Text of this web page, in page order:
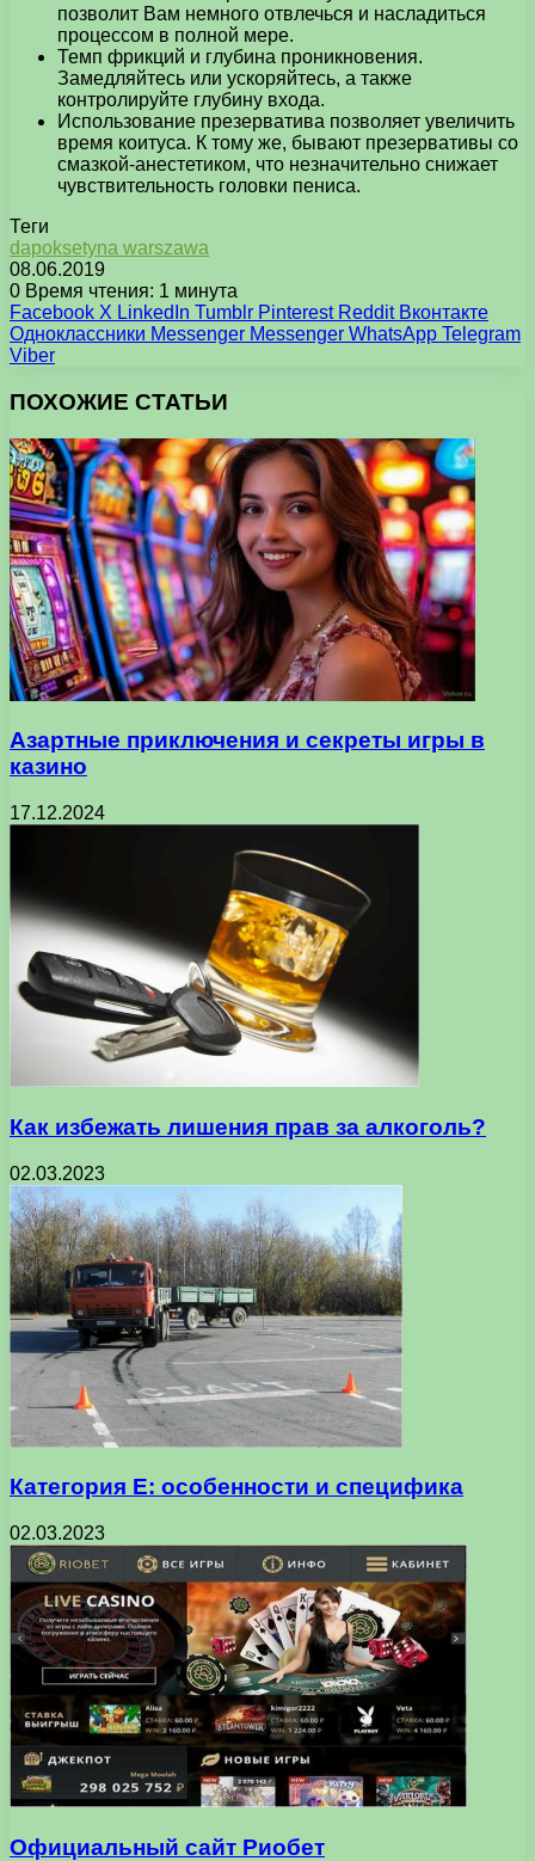
позволит Вам немного отвлечься и насладиться
процессом в полной мере.
Темп фрикций и глубина проникновения.
Замедляйтесь или ускоряйтесь, а также
контролируйте глубину входа.
Использование презерватива позволяет увеличить
время коитуса. К тому же, бывают презервативы со
смазкой-анестетиком, что незначительно снижает
чувствительность головки пениса.
Теги
dapoksetyna warszawa
08.06.2019
0 Время чтения: 1 минута
Facebook X LinkedIn Tumblr Pinterest Reddit Вконтакте
Одноклассники Messenger Messenger WhatsApp Telegram
Viber
ПОХОЖИЕ СТАТЬИ
Азартные приключения и секреты игры в
казино
17.12.2024
Как избежать лишения прав за алкоголь?
02.03.2023
Категория Е: особенности и специфика
02.03.2023
Официальный сайт Риобет